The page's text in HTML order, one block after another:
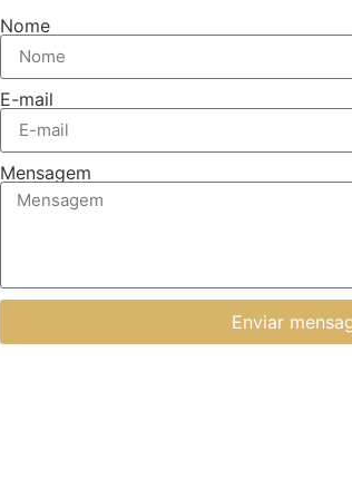
Nome
E-mail
Mensagem
Enviar